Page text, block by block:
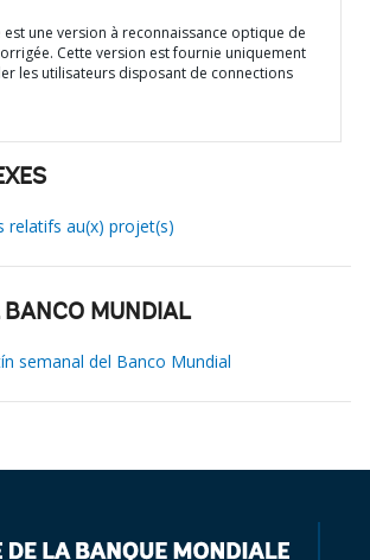
une version à reconnaissance optique de
Cette version est fournie uniquement
les utilisateurs disposant de connections
relatifs au(x) projet(s)
BANCO MUNDIAL
semanal del Banco Mundial